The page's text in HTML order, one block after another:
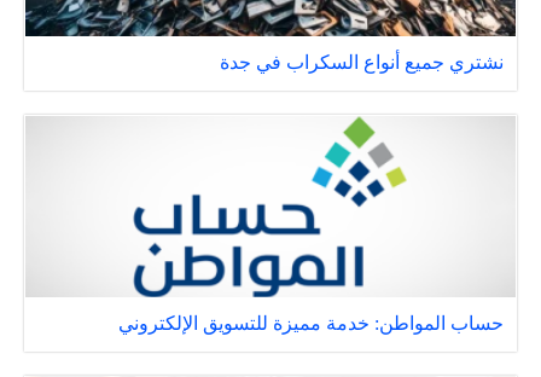
نشتري جميع أنواع السكراب في جدة
حساب المواطن: خدمة مميزة للتسويق الإلكتروني